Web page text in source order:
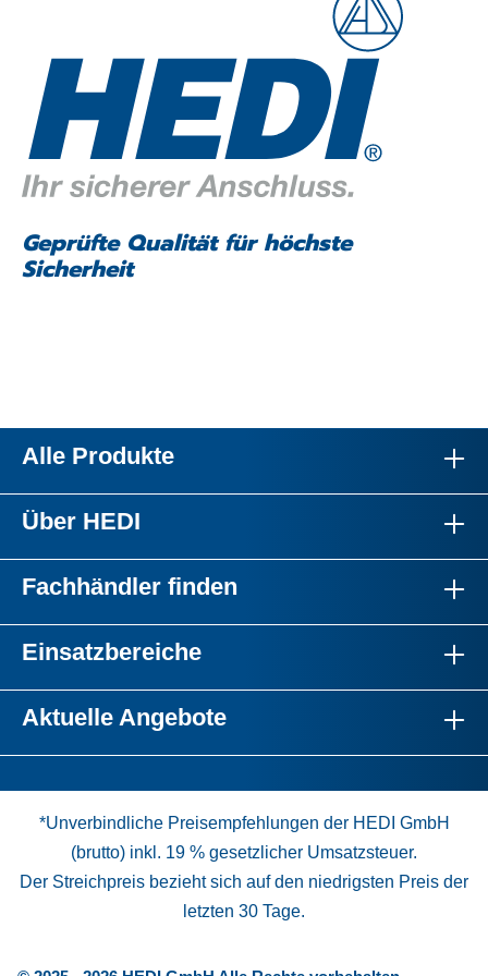
Geprüfte Qualität für höchste
Sicherheit
Alle Produkte
Über HEDI
Fachhändler finden
Einsatzbereiche
Aktuelle Angebote
*Unverbindliche Preisempfehlungen der HEDI GmbH
(brutto) inkl. 19 % gesetzlicher Umsatzsteuer.
Der Streichpreis bezieht sich auf den niedrigsten Preis der
letzten 30 Tage.